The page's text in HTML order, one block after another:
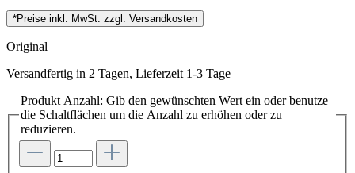
*Preise inkl. MwSt. zzgl. Versandkosten
Original
Versandfertig in 2 Tagen, Lieferzeit 1-3 Tage
Produkt Anzahl: Gib den gewünschten Wert ein oder benutze
die Schaltflächen um die Anzahl zu erhöhen oder zu
reduzieren.